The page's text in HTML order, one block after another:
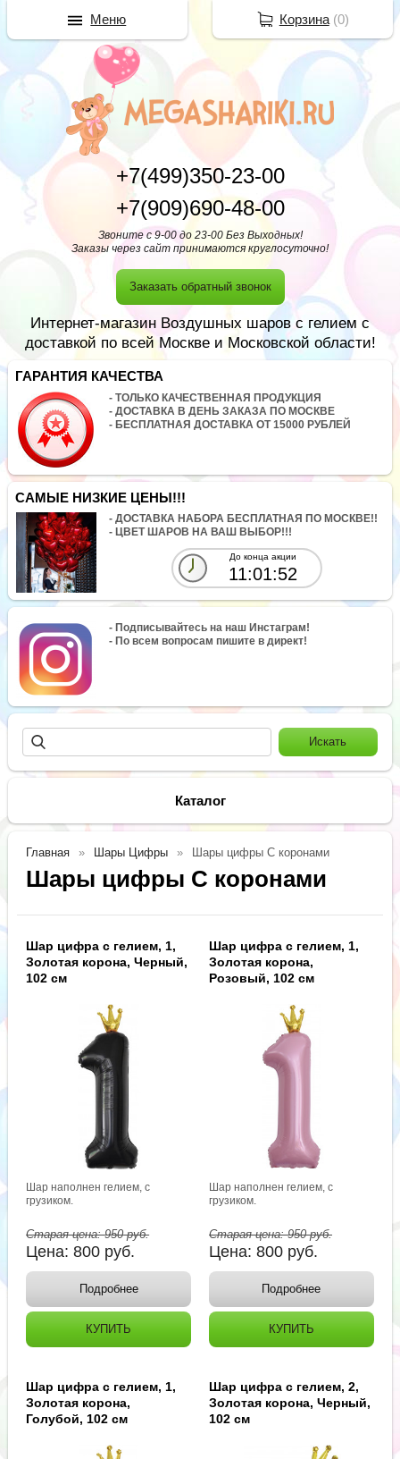
+7(499)350-23-00
+7(909)690-48-00
Звоните с 9-00 до 23-00 Без Выходных!
Заказы через сайт принимаются круглосуточно!
Заказать обратный звонок
Интернет-магазин Воздушных шаров с гелием с
доставкой по всей Москве и Московской области!
ГАРАНТИЯ КАЧЕСТВА
- ТОЛЬКО КАЧЕСТВЕННАЯ ПРОДУКЦИЯ
- ДОСТАВКА В ДЕНЬ ЗАКАЗА ПО МОСКВЕ
- БЕСПЛАТНАЯ ДОСТАВКА ОТ 15000 РУБЛЕЙ
САМЫЕ НИЗКИЕ ЦЕНЫ!!!
- ДОСТАВКА НАБОРА БЕСПЛАТНАЯ ПО МОСКВЕ!!
- ЦВЕТ ШАРОВ НА ВАШ ВЫБОР!!!
До конца акции
11:01:51
- Подписывайтесь на наш Инстаграм!
- По всем вопросам пишите в директ!
Каталог
Главная Шары Цифры Шары цифры С коронами
Шары цифры С коронами
Шар цифра с гелием, 1,
Золотая корона, Черный,
102 см
Шар наполнен гелием, с
грузиком.
Старая цена:950руб.
Цена:800 руб.
Подробнее
КУПИТЬ
Шар цифра с гелием, 1,
Золотая корона,
Розовый, 102 см
Шар наполнен гелием, с
грузиком.
Старая цена:950руб.
Цена: 800 руб.
Подробнее
КУПИТЬ
Шар цифра с гелием, 1,
Золотая корона,
Голубой, 102 см
Шар цифра с гелием, 2,
Золотая корона, Черный,
102 см
Корзина(0)
Меню